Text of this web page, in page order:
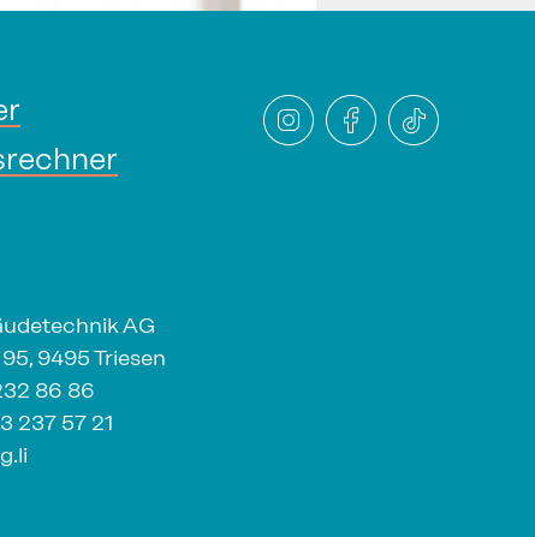
AG
9495 Triesen
86 86
237 57 21